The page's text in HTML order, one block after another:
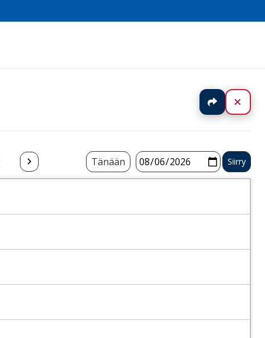
Jaa
Tänään